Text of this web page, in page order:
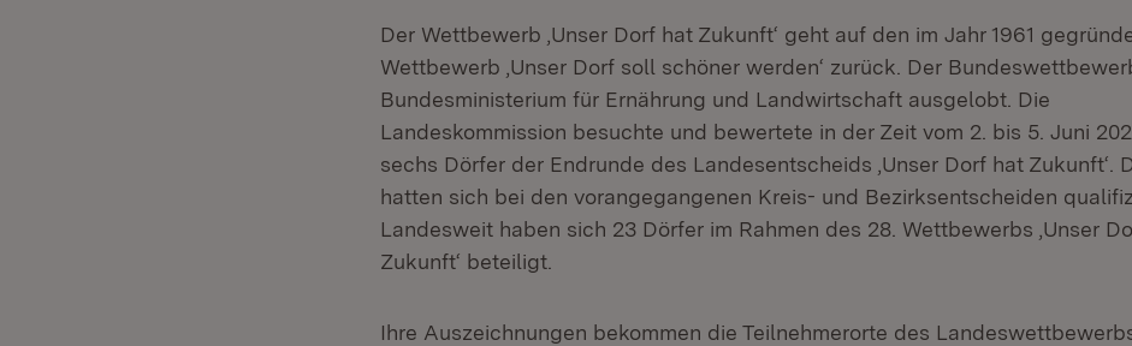
Der Wettbewerb ‚Unser Dorf hat Zukunft‘ geht auf den im Jahr 1961
Wettbewerb ‚Unser Dorf soll schöner werden‘ zurück. Der
Bundesministerium für Ernährung und Landwirtschaft ausgelobt. Die
Landeskommission besuchte und bewertete in der Zeit vom 2. bis 5. Juni
sechs Dörfer der Endrunde des Landesentscheids ,Unser Dorf hat Zukunft‘.
hatten sich bei den vorangegangenen Kreis- und Bezirksentscheiden
Landesweit haben sich 23 Dörfer im Rahmen des 28. Wettbewerbs ‚Unser
Zukunft‘ beteiligt.
Ihre Auszeichnungen bekommen die Teilnehmerorte des